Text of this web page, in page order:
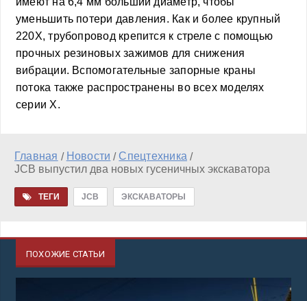
уменьшить потери давления. Как и более крупный
220X, трубопровод крепится к стреле с помощью
прочных резиновых зажимов для снижения
вибрации. Вспомогательные запорные краны
потока также распространены во всех моделях
серии X.
Главная / Новости / Спецтехника /
JCB выпустил два новых гусеничных экскаватора
ТЕГИ JCB ЭКСКАВАТОРЫ
ПОХОЖИЕ СТАТЬИ